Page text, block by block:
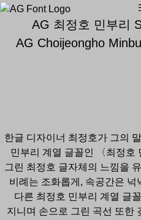
AG 최정호 민부리
AG Choijeongho
한글 디자이너 최정호가 그의
민부리 계열 글꼴인 〈최정호
그린 최정호 글자체의 느낌을
비례는 조화롭게, 속공간은 넉
다른 최정호 민부리 계열 글
지니며 손으로 그린 곡선 또한